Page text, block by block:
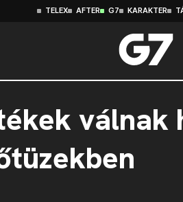
TELEX AFTER G7 KARAKTER